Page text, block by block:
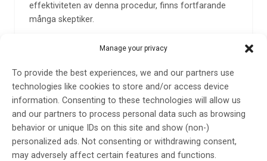
Manage your privacy
To provide the best experiences, we and our partners use
technologies like cookies to store and/or access device
information. Consenting to these technologies will allow us
and our partners to process personal data such as browsing
behavior or unique IDs on this site and show (non-)
personalized ads. Not consenting or withdrawing consent,
may adversely affect certain features and functions.
effektiviteten av denna procedur, finns fortfarande
många skeptiker.
resultaten av randomiserade kontrollerade studier
(RCT) och därför pågår en sådan RCT kring nyttan av
shuntkirurgi vid iNPH.
Studiens mål och design
En amerikansk studie, ledd av professor Mark Luciano
från Baltimore, där Umeå varit enda utländska
centrum, syftade till att utvärdera effektiviteten av
shuntkirurgi för patienter med iNPH genom en